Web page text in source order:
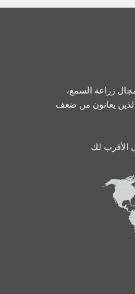
زراعة السمع،
يعانون من ضعف